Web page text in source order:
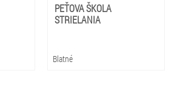
PEŤOVA ŠKOLA
STRIELANIA
Blatné